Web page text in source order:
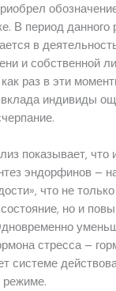
В период
в
и собственной
раз в эти
вклада индивиды
показывает, что
эндорфинов –
что не
но и
стресса –
системе
режиме.